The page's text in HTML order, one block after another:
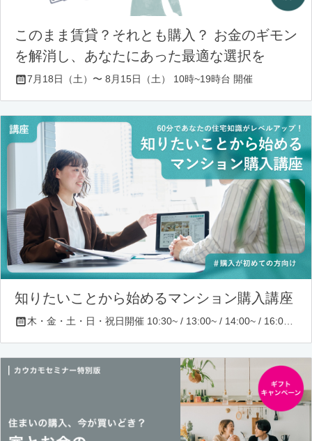
このまま賃貸？それとも購入？ お金のギモン
を解消し、あなたにあった最適な選択を
7月18日（土）〜 8月15日（土） 10時~19時台 開催
知りたいことから始めるマンション購入講座
木・金・土・日・祝日開催 10:30~ / 13:00~ / 14:00~ / 16:00~ / 17:00~/ 18:30~/ 19:30~